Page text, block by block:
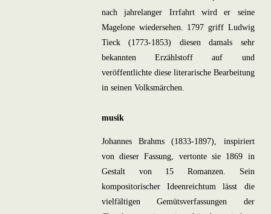
nach jahrelanger Irrfahrt wird er seine
Magelone wiedersehen. 1797 griff Ludwig
Tieck (1773-1853) diesen damals sehr
bekannten Erzählstoff auf und
veröffentlichte diese literarische Bearbeitung
in seinen Volksmärchen.
musik
Johannes Brahms (1833-1897), inspiriert
von dieser Fassung, vertonte sie 1869 in
Gestalt von 15 Romanzen. Sein
kompositorischer Ideenreichtum lässt die
vielfältigen Gemütsverfassungen der